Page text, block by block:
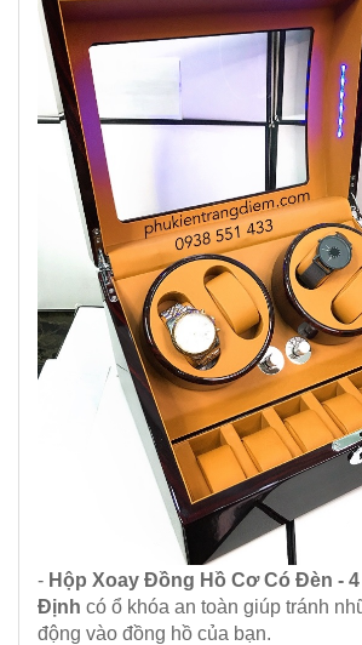
- Hộp Xoay Đồng Hồ Cơ Có Đèn - 4
Định có ổ khóa an toàn giúp tránh
động vào đồng hồ của bạn.